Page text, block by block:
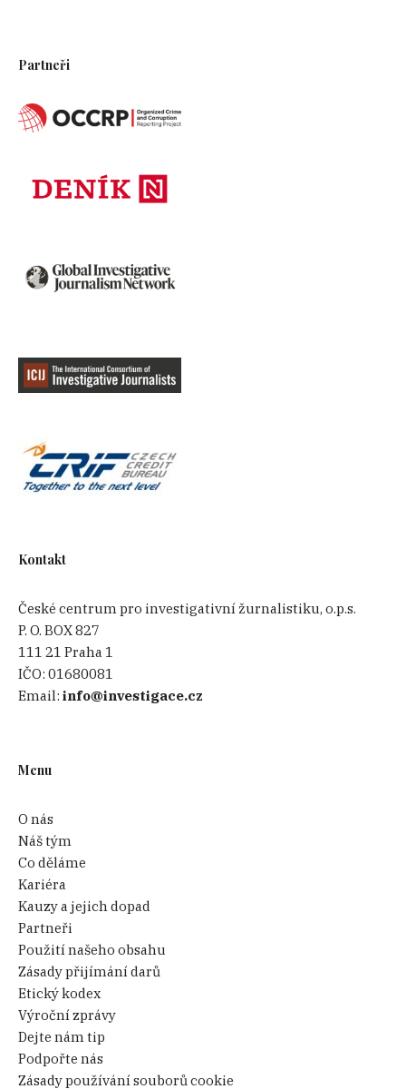
Partneři
Kontakt
České centrum pro investigativní žurnalistiku, o.p.s.
P. O. BOX 827
111 21 Praha 1
IČO:01680081
Email:info@investigace.cz
Menu
O nás
Náš tým
Co děláme
Kariéra
Kauzy a jejich dopad
Partneři
Použití našeho obsahu
Zásady přijímání darů
Etický kodex
Výroční zprávy
Dejte nám tip
Podpořte nás
Zásady používání souborů cookie